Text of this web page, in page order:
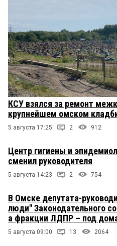
КСУ взялся за ремонт
крупнейшем омском
5 августа 17:25 2 912
Центр гигиены и
сменил руководителя
5 августа 14:23 2 754
В Омске депутата-
люди" Законодательного
а фракции ЛДПР – под
5 августа 09:00 13 2064